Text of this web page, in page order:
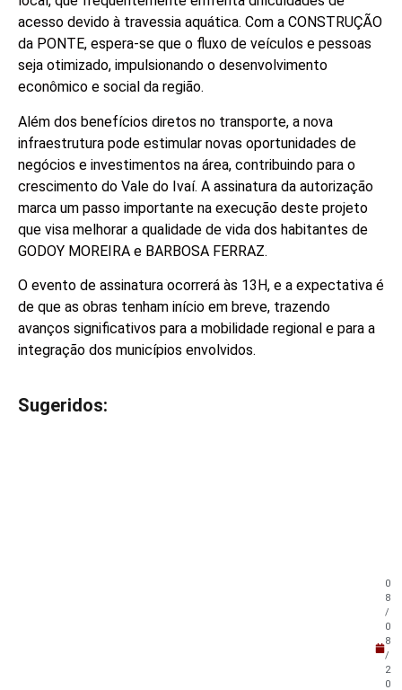
acesso devido à travessia aquática. Com a CONSTRUÇÃO
da PONTE, espera-se que o fluxo de veículos e pessoas
seja otimizado, impulsionando o desenvolvimento
econômico e social da região.
Além dos benefícios diretos no transporte, a nova
infraestrutura pode estimular novas oportunidades de
negócios e investimentos na área, contribuindo para o
crescimento do Vale do Ivaí. A assinatura da autorização
marca um passo importante na execução deste projeto
que visa melhorar a qualidade de vida dos habitantes de
GODOY MOREIRA e BARBOSA FERRAZ.
O evento de assinatura ocorrerá às 13H, e a expectativa é
de que as obras tenham início em breve, trazendo
avanços significativos para a mobilidade regional e para a
integração dos municípios envolvidos.
Sugeridos:
0
8
/
0
8
/
2
0